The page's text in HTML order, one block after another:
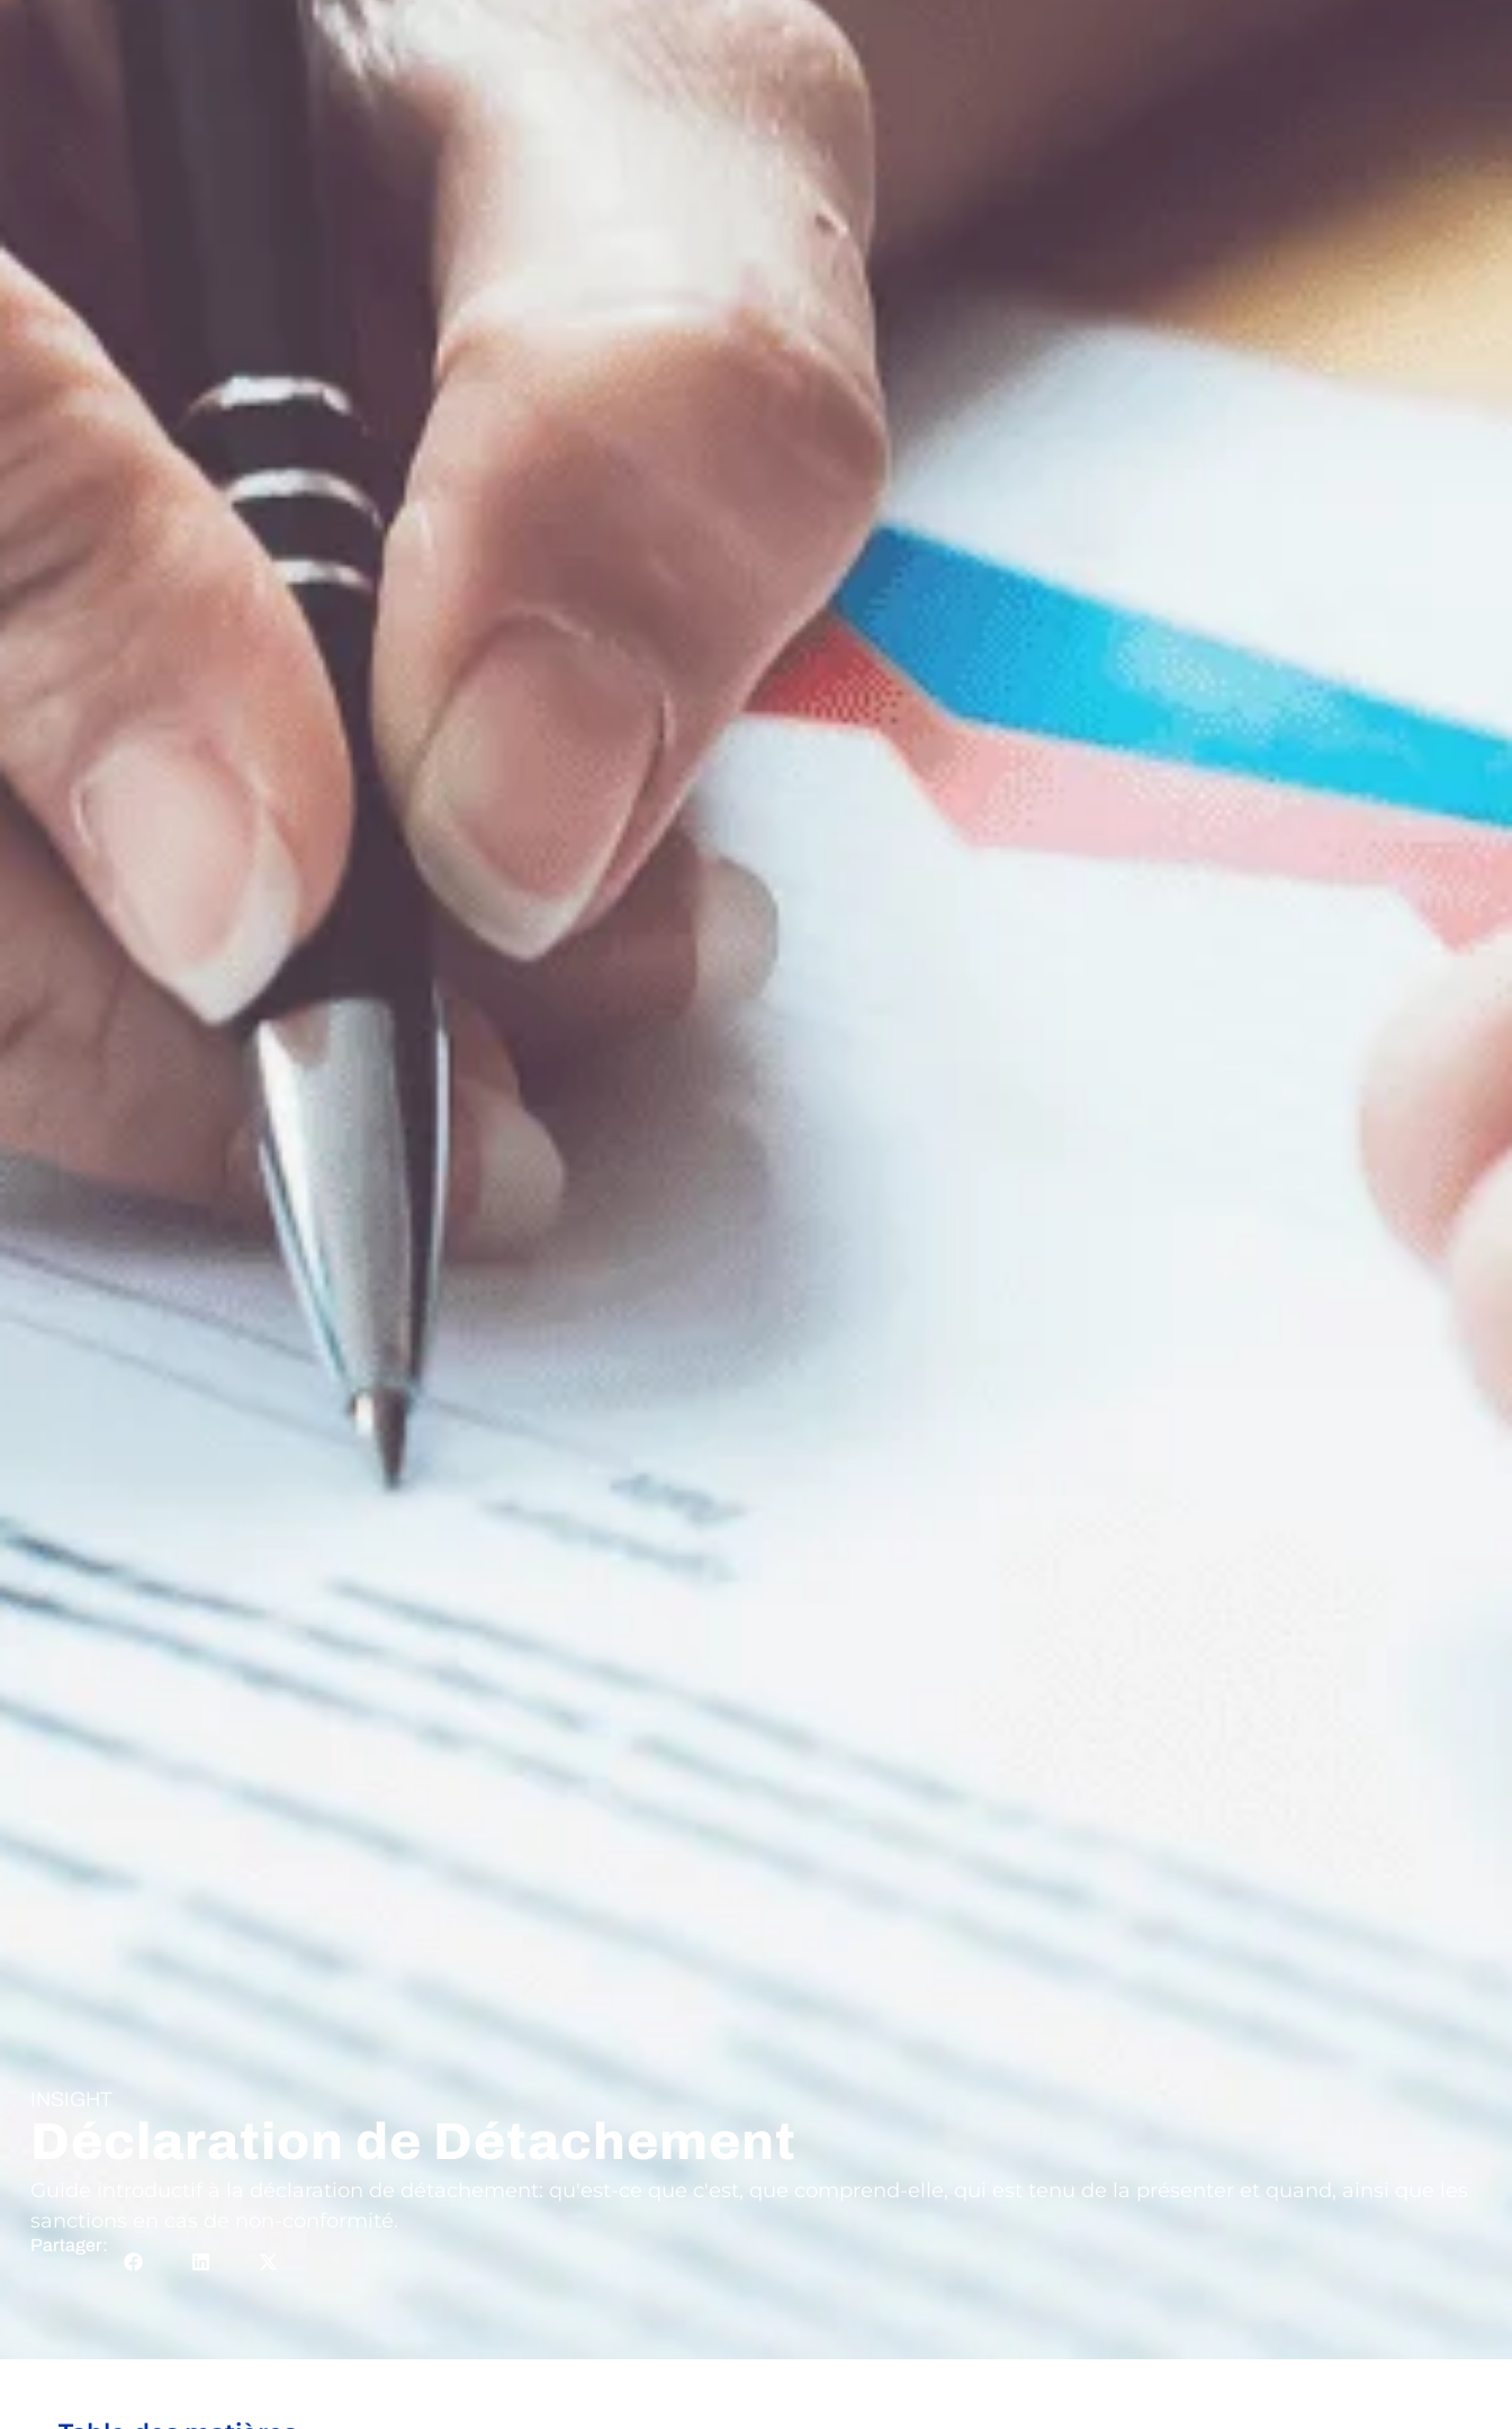
INSIGHT
Déclaration de Détachement
Guide introductif à la déclaration de détachement: qu'est-ce que c'est, que comprend-elle, qui est tenu de la présenter et quand, ainsi que les
sanctions en cas de non-conformité.
Partager: